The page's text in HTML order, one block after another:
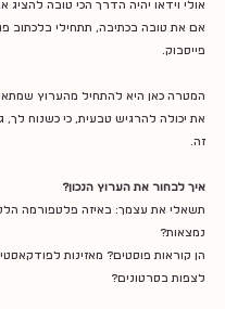
אולי וידאו יהיה הדרך הכי טובה
אם את טובה בכתיבה, תתחילי בלכתוב
פייסבוק.
המטרה כאן היא להתחיל מהערוץ
את יכולה להרגיש טבעית, כי כשנוח
זה.
איך לבחור את הערוץ הנכון?
תשאלי את עצמך: באיזה פלטפורמה
נמצאות?
הן קוראות פוסטים? מאזינות
לצפות בסרטונים?